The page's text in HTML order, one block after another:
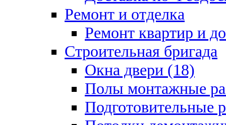
Ремонт и отделка
Ремонт квартир и
Строительная бригада
Окна двери (18)
Полы монтажные
Подготовительные